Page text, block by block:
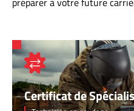
Certificat de